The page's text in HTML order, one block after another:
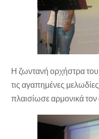
Η ζωντανή ορχήστρα
τις αγαπημένες
πλαισίωσε αρμονικά τον